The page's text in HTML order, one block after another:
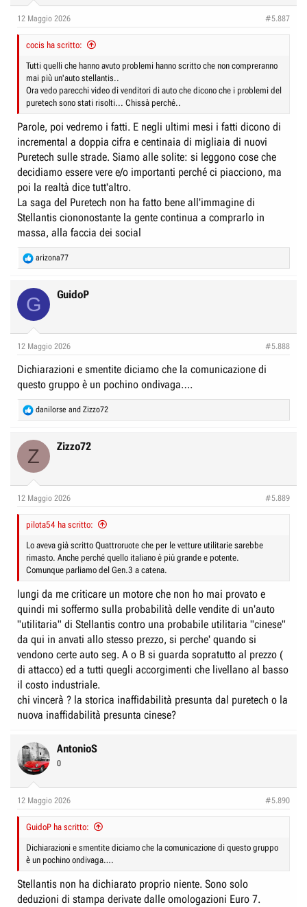
12 Maggio 2026 #5.887
cocis ha scritto:
Tutti quelli che hanno avuto problemi hanno scritto che non compreranno
mai più un'auto stellantis..
Ora vedo parecchi video di venditori di auto che dicono che i problemi del
puretech sono stati risolti... Chissà perché..
Parole, poi vedremo i fatti. E negli ultimi mesi i fatti dicono di
incremental a doppia cifra e centinaia di migliaia di nuovi
Puretech sulle strade. Siamo alle solite: si leggono cose che
decidiamo essere vere e/o importanti perché ci piacciono, ma
poi la realtà dice tutt'altro.
La saga del Puretech non ha fatto bene all'immagine di
Stellantis ciononostante la gente continua a comprarlo in
massa, alla faccia dei social
R
e
t
s
arizona77
G GuidoP
12 Maggio 2026 #5.888
Dichiarazioni e smentite diciamo che la comunicazione di
questo gruppo è un pochino ondivaga….
R
e
t
s
danilorse and Zizzo72
Z Zizzo72
12 Maggio 2026 #5.889
pilota54 ha scritto:
Lo aveva già scritto Quattroruote che per le vetture utilitarie sarebbe
rimasto. Anche perché quello italiano è più grande e potente.
Comunque parliamo del Gen.3 a catena.
lungi da me criticare un motore che non ho mai provato e
quindi mi soffermo sulla probabilità delle vendite di un'auto
"utilitaria" di Stellantis contro una probabile utilitaria "cinese"
da qui in anvati allo stesso prezzo, si perche' quando si
vendono certe auto seg. A o B si guarda sopratutto al prezzo (
di attacco) ed a tutti quegli accorgimenti che livellano al basso
il costo industriale.
chi vincerà ? la storica inaffidabilità presunta dal puretech o la
nuova inaffidabilità presunta cinese?
AntonioS
0
12 Maggio 2026 #5.890
GuidoP ha scritto:
Dichiarazioni e smentite diciamo che la comunicazione di questo gruppo
è un pochino ondivaga….
Stellantis non ha dichiarato proprio niente. Sono solo
deduzioni di stampa derivate dalle omologazioni Euro 7.